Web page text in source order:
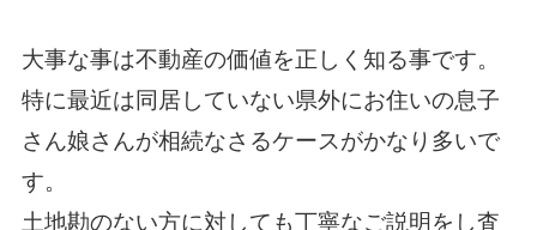
大事な事は不動産の価値を正しく知る事です。
特に最近は同居していない県外にお住いの息子
さん娘さんが相続なさるケースがかなり多いで
す。
土地勘のない方に対しても丁寧なご説明をし査